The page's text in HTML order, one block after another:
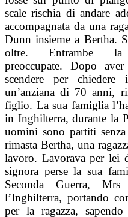
scalerischia di andare
accompagnata da una
Dunn insieme a Bertha.
oltre. Entrambe la
preoccupate. Dopo
scendere per
un’anziana di 70 anni,
figlio. La sua famiglia
in Inghilterra, durante la
uomini sono partiti
rimasta Bertha, una
lavoro. Lavorava per lei
signora perse la sua
Seconda Guerra,
l’Inghilterra, portando
per la ragazza,